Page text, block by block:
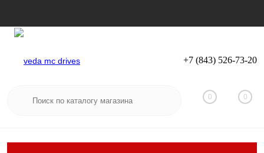
Вход Регистрация
+7 (843) 526-73-20
0 0